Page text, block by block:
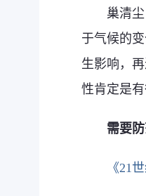
巢清
于气候的
生影响，
性肯定是
需要
《21